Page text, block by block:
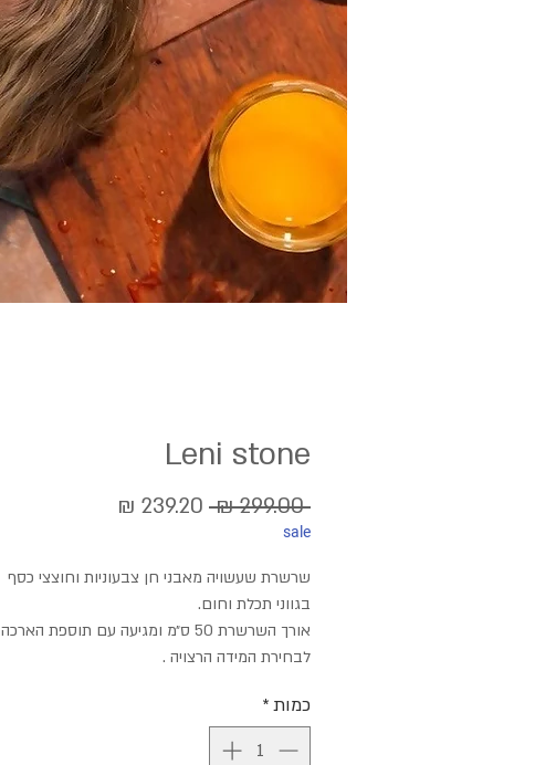
Leni stone
‏299.00 ‏₪
מחיר
sale
שרשרת שעשויה מאבני חן צבעוניות וחוצצי כסף
בגווני תכלת וחום.
אורך השרשרת 50 ס״מ ומגיעה עם תוספת הארכה
לבחירת המידה הרצויה .
כמות*